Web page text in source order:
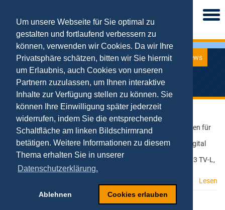
Um unsere Webseite für Sie optimal zu
gestalten und fortlaufend verbessern zu
können, verwenden wir Cookies. Da wir Ihre
Privatsphäre schätzen, bitten wir Sie hiermit
um Erlaubnis, auch Cookies von unseren
Partnern zuzulassen, um Ihnen interaktive
Inhalte zur Verfügung stellen zu können. Sie
können Ihre Einwilligung später jederzeit
widerrufen, indem Sie die entsprechende
Schaltfläche am linken Bildschirmrand
betätigen. Weitere Informationen zu diesem
Thema erhalten Sie in unserer
Datenschutzerklärung.
Ablehnen Cookies erlauben
News
News
Aktuelle Meldungen des Lehrstuhls
Stellenausschreibung
24.01.2023
Die Universität Duisburg-Essen (UDE) sucht am Campus Essen für
die Professur für Betriebswirtschaftslehre und
Wirtschaftsinformatik, insbesondere Digital Business und Digital
Entrepreneurship (Prof. Dr. Tobias Kollmann) eine:n
wissenschaftliche:n Mitarbeiter:in (w/m/d) (Entgeltgruppe 13 TV-L,
Lesen
Verlängerung Seminararbeiten